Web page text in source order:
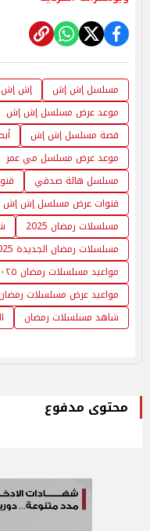
مسلسل إش إش إش إش
موعد عرض مسلسل إش إش
قصة مسلسل إش إش
موعد عرض مسلسل مي عمر
مسلسل هالة صدقي
قنوات عرض مسلسل إش إش
مسلسلات رمضان 2025
مسلسلات رمضان الجديدة 2025
مواعيد مسلسلات رمضان ٢٠٢٥
مواعيد عرض مسلسلات رمضان
شاهد مسلسلات رمضان
محتوى مدفوع